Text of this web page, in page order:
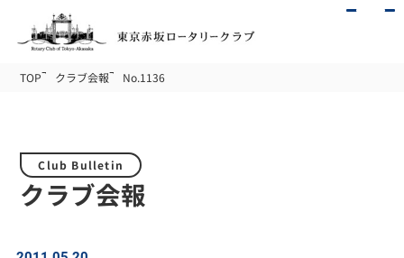
TOP クラブ会報 No.1136
Club Bulletin
クラブ会報